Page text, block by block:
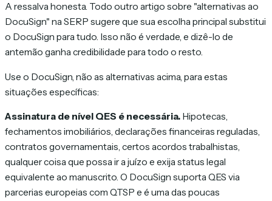
A ressalva honesta. Todo outro artigo sobre "alternativas ao
DocuSign" na SERP sugere que sua escolha principal substitui
o DocuSign para tudo. Isso não é verdade, e dizê-lo de
antemão ganha credibilidade para todo o resto.
Use o DocuSign, não as alternativas acima, para estas
situações específicas:
Assinatura de nível QES é necessária. Hipotecas,
fechamentos imobiliários, declarações financeiras reguladas,
contratos governamentais, certos acordos trabalhistas,
qualquer coisa que possa ir a juízo e exija status legal
equivalente ao manuscrito. O DocuSign suporta QES via
parcerias europeias com QTSP e é uma das poucas